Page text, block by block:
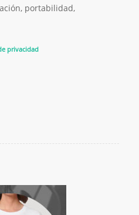
portabilidad,
privacidad